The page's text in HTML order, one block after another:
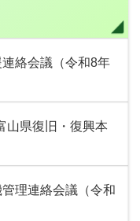
絡会議（令和8年
山県復旧・復興本
理連絡会議（令和